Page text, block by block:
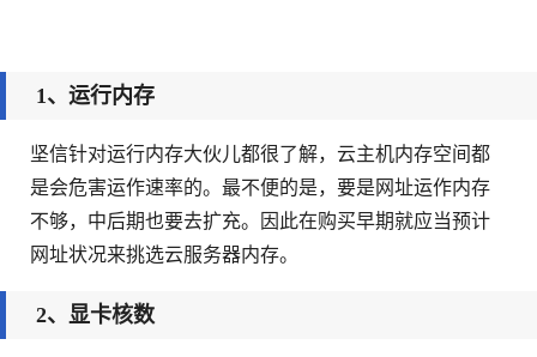
1、运行内存
坚信针对运行内存大伙儿都很了解，云主机内存空间都
是会危害运作速率的。最不便的是，要是网址运作内存
不够，中后期也要去扩充。因此在购买早期就应当预计
网址状况来挑选云服务器内存。
2、显卡核数